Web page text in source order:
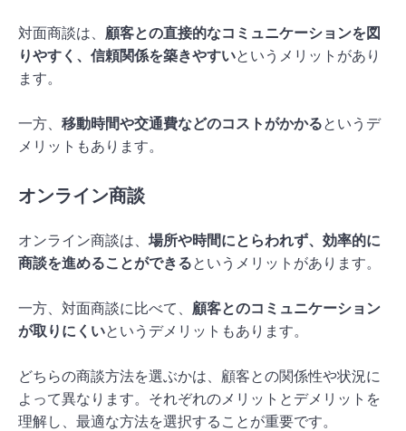
対面商談は、 顧客との直接的なコミュニケーションを図
りやすく、信頼関係を築きやすいというメリットがあり
ます。
一方、 移動時間や交通費などのコストがかかるというデ
メリットもあります。
オンライン商談
オンライン商談は、 場所や時間にとらわれず、効率的に
商談を進めることができるというメリットがあります。
一方、対面商談に比べて、 顧客とのコミュニケーション
が取りにくいというデメリットもあります。
どちらの商談方法を選ぶかは、顧客との関係性や状況に
よって異なります。それぞれのメリットとデメリットを
理解し、最適な方法を選択することが重要です。